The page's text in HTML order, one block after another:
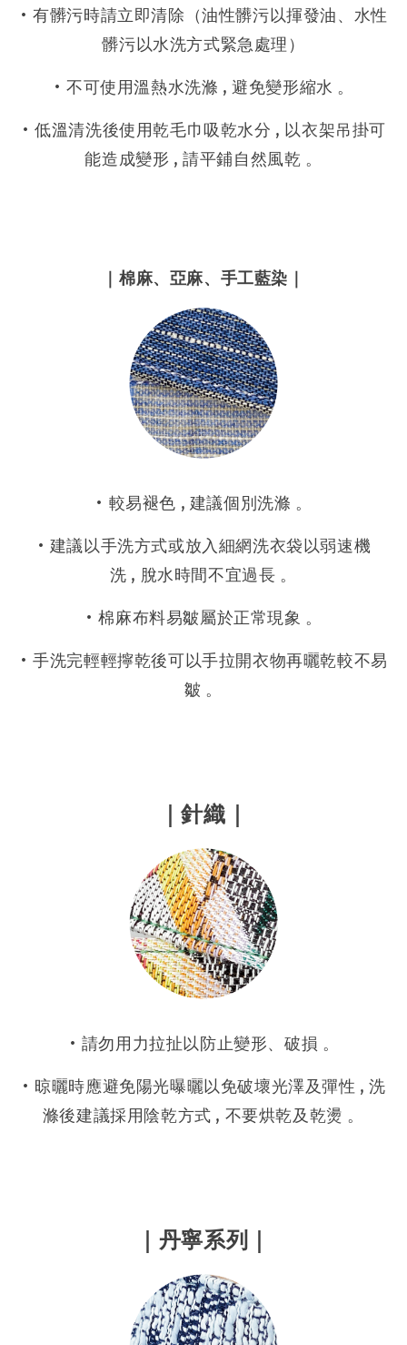
• 有髒污時請立即清除（油性髒污以揮發油、水性
髒污以水洗方式緊急處理）
• 不可使用溫熱水洗滌 , 避免變形縮水 。
• 低溫清洗後使用乾毛巾吸乾水分 , 以衣架吊掛可
能造成變形 , 請平鋪自然風乾 。
｜ 棉麻、亞麻、手工藍染 ｜
• 較易褪色 , 建議個別洗滌 。
• 建議以手洗方式或放入細網洗衣袋以弱速機
洗 , 脫水時間不宜過長 。
• 棉麻布料易皺屬於正常現象 。
• 手洗完輕輕擰乾後可以手拉開衣物再曬乾較不易
皺 。
｜針織｜
• 請勿用力拉扯以防止變形、破損 。
• 晾曬時應避免陽光曝曬以免破壞光澤及彈性 , 洗
滌後建議採用陰乾方式 , 不要烘乾及乾燙 。
｜ 丹寧系列｜